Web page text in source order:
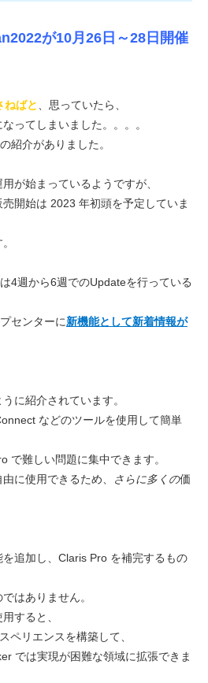
が10月26日～28日開催
ねばと
、思っていたら、
てしまいました。。。。
紹介がありました。
が始まっているようですが、
開始は 2023 年初頭を予定していま
4週から6週でのUpdateを行っている
センターに新機能として新着情報が
に紹介されています。
などのツールを使用して簡単
で難しい問題に集中できます。
に使用できるため、
さらに多くの価
追加し、Claris Pro を補完するもの
はありません。
すると、
ペリエンスを構築して、
では実現が困難な領域に拡張できま